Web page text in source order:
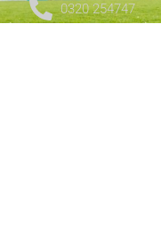
0320 254747